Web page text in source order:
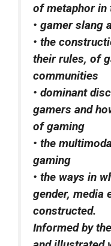
of metaphor in
• gamer slang
• the
their rules, of
communities
• dominant
gamers and
of gaming
• the
gaming
• the ways in
gender, media
constructed.
Informed by